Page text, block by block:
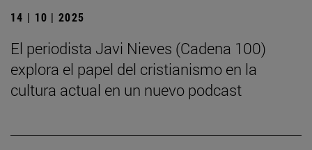
14 | 10 | 2025
El periodista Javi Nieves (Cadena 100)
explora el papel del cristianismo en la
cultura actual en un nuevo podcast